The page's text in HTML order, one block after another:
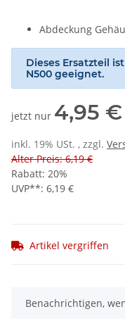
Abdeckung
Dieses Ersatzteil
N500 geeignet.
jetzt nur 4,95 €
inkl. 19% USt. , zzgl.
Alter Preis: 6,19 €
Rabatt: 20%
UVP**: 6,19 €
Artikel vergriffen
Benachrichtigen,